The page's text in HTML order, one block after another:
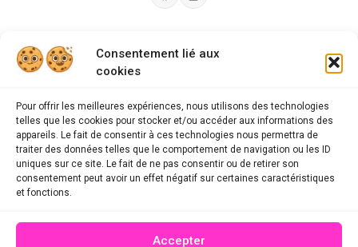
Consentement lié aux
cookies
Pour offrir les meilleures expériences, nous utilisons des technologies
telles que les cookies pour stocker et/ou accéder aux informations des
appareils. Le fait de consentir à ces technologies nous permettra de
traiter des données telles que le comportement de navigation ou les ID
uniques sur ce site. Le fait de ne pas consentir ou de retirer son
consentement peut avoir un effet négatif sur certaines caractéristiques
et fonctions.
Accepter
FAQ
Mentions légales
Politique de confidentialité
Contact